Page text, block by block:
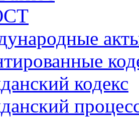
кодекс